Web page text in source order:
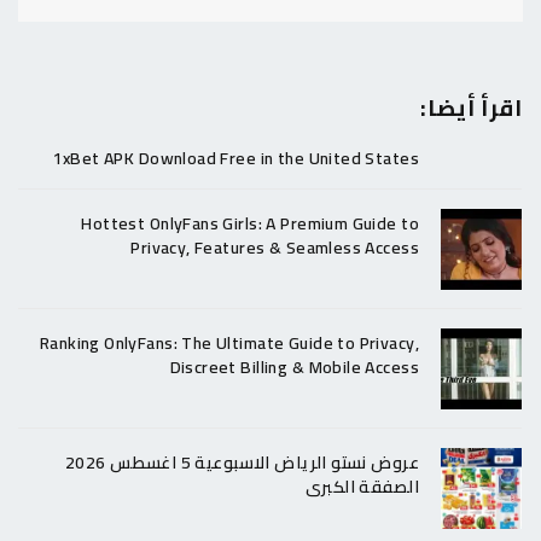
اقرأ أيضا:
1xBet APK Download Free in the United States
Hottest OnlyFans Girls: A Premium Guide to
Privacy, Features & Seamless Access
Ranking OnlyFans: The Ultimate Guide to Privacy,
Discreet Billing & Mobile Access
عروض نستو الرياض الاسبوعية 5 اغسطس 2026
الصفقة الكبرى